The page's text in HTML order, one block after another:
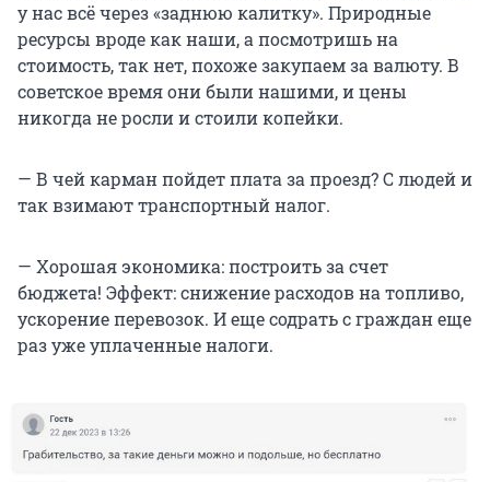
у нас всё через «заднюю калитку». Природные
ресурсы вроде как наши, а посмотришь на
стоимость, так нет, похоже закупаем за валюту. В
советское время они были нашими, и цены
никогда не росли и стоили копейки.
— В чей карман пойдет плата за проезд? С людей и
так взимают транспортный налог.
— Хорошая экономика: построить за счет
бюджета! Эффект: снижение расходов на топливо,
ускорение перевозок. И еще содрать с граждан еще
раз уже уплаченные налоги.